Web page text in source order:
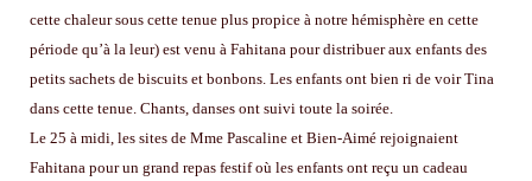
cette chaleur sous cette tenue plus propice à notre hémisphère en cette
période qu’à la leur) est venu à Fahitana pour distribuer aux enfants des
petits sachets de biscuits et bonbons. Les enfants ont bien ri de voir Tina
dans cette tenue. Chants, danses ont suivi toute la soirée.
Le 25 à midi, les sites de Mme Pascaline et Bien-Aimé rejoignaient
Fahitana pour un grand repas festif où les enfants ont reçu un cadeau